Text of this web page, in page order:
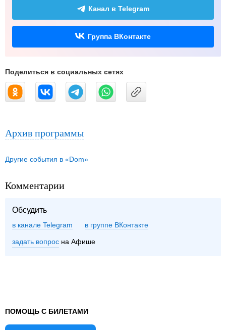
Канал в Telegram
Группа ВКонтакте
Поделиться в социальных сетях
Архив программы
Другие события в «Dom»
Комментарии
Обсудить
в канале Telegram группе ВКонтакте
задать вопрос на Афише
ПОМОЩЬ С БИЛЕТАМИ